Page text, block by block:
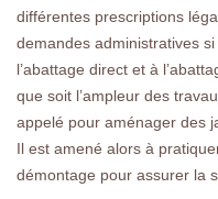
différentes prescriptions
demandes administratives
l’abattage direct et à
que soit l’ampleur des
appelé pour aménager des
Il est amené alors à
démontage pour assurer la